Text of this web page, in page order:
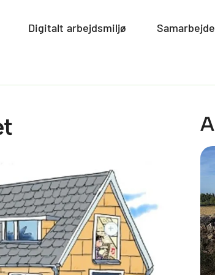
Open Kurser
Digitalt arbejdsmiljø Open Digitalt